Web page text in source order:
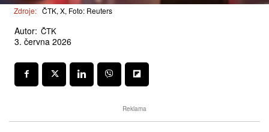
Zdroje: ČTK, X, Foto: Reuters
Autor: ČTK
3. června 2026
Reklama